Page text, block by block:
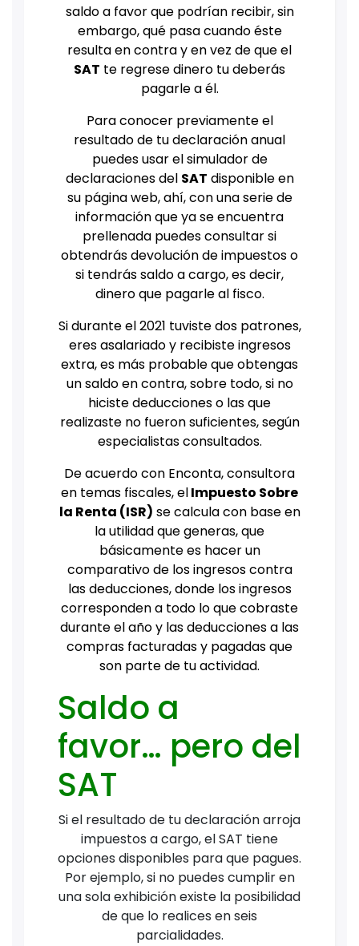
saldo a favor que podrían recibir, sin
embargo, qué pasa cuando éste
resulta en contra y en vez de que el
SAT te regrese dinero tu deberás
pagarle a él.
Para conocer previamente el
resultado de tu declaración anual
puedes usar el simulador de
declaraciones del SAT disponible en
su página web, ahí, con una serie de
información que ya se encuentra
prellenada puedes consultar si
obtendrás devolución de impuestos o
si tendrás saldo a cargo, es decir,
dinero que pagarle al fisco.
Si durante el 2021 tuviste dos patrones,
eres asalariado y recibiste ingresos
extra, es más probable que obtengas
un saldo en contra, sobre todo, si no
hiciste deducciones o las que
realizaste no fueron suficientes, según
especialistas consultados.
De acuerdo con Enconta, consultora
en temas fiscales, elImpuesto Sobre
la Renta (ISR) se calcula con base en
la utilidad que generas, que
básicamente es hacer un
comparativo de los ingresos contra
las deducciones, donde los ingresos
corresponden a todo lo que cobraste
durante el año y las deducciones a las
compras facturadas y pagadas que
son parte de tu actividad.
Saldo a
favor… pero del
SAT
Si el resultado de tu declaración arroja
impuestos a cargo, el SAT tiene
opciones disponibles para que pagues.
Por ejemplo, si no puedes cumplir en
una sola exhibición existe la posibilidad
de que lo realices en seis
parcialidades.